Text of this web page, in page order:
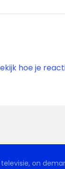
hoe je
on